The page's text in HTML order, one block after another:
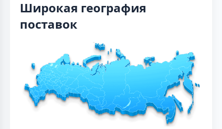
Широкая география
поставок